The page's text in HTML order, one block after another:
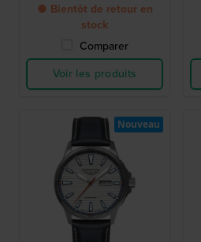
● Bientôt de retour en
stock
Comparer
Voir les produits
Nouveau